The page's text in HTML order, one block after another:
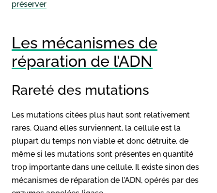
préserver
Les mécanismes de
réparation de l’ADN
Rareté des mutations
Les mutations citées plus haut sont relativement
rares. Quand elles surviennent, la cellule est la
plupart du temps non viable et donc détruite, de
même si les mutations sont présentes en quantité
trop importante dans une cellule. Il existe sinon des
mécanismes de réparation de l’ADN, opérés par des